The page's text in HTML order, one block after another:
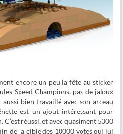
encore un peu la fête au sticker
Speed Champions, pas de jaloux
bien travaillé avec son arceau
est un ajout intéressant pour
réussi, et avec quasiment 5000
de la cible des 10000 votes qui lui